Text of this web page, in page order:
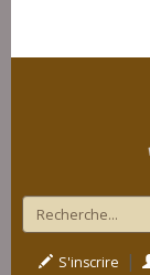
S'inscrire |